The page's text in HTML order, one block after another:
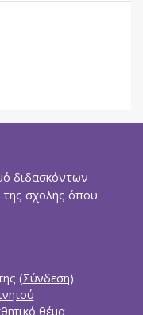
διδασκόντων
της σχολής όπου
(Σύνδεση)
θέμα